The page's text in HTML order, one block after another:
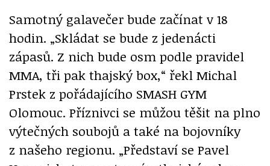
Samotný galavečer bude začínat v 18
hodin. „Skládat se bude z jedenácti
zápasů. Z nich bude osm podle pravidel
MMA, tři pak thajský box,“ řekl Michal
Prstek z pořádajícího SMASH GYM
Olomouc. Příznivci se můžou těšit na plno
výtečných soubojů a také na bojovníky
z našeho regionu. „Představí se Pavel